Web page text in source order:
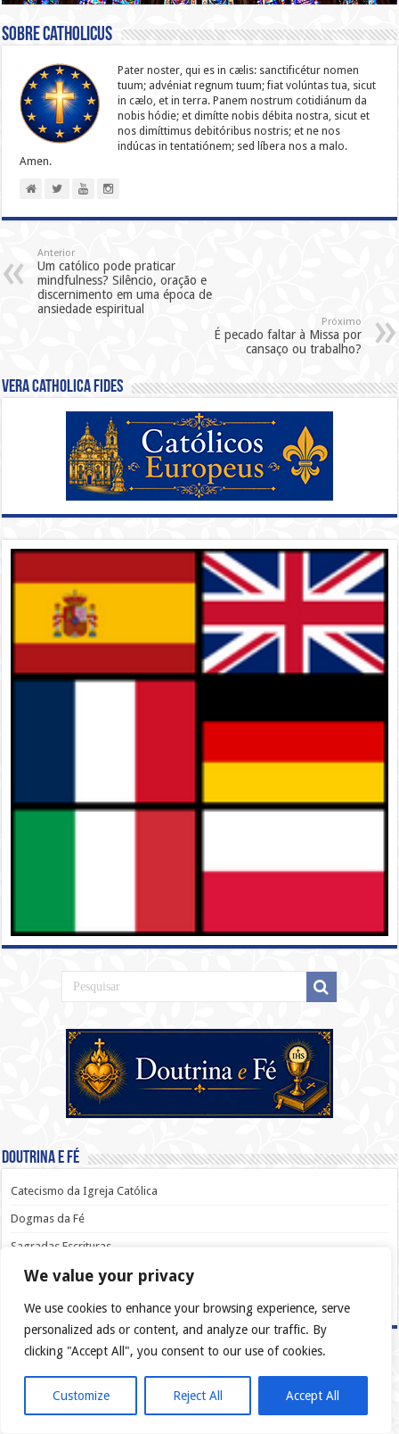
We value your privacy
We use cookies to enhance your browsing experience, serve
personalized ads or content, and analyze our traffic. By
clicking "Accept All", you consent to our use of cookies.
Customize Reject All Accept All
Sobre catholicus
Pater noster, qui es in cælis: sanc­ti­ficétur nomen
tuum; advéniat regnum tuum; fiat volúntas tua, sicut
in cælo, et in terra. Panem nostrum cotidiánum da
nobis hódie; et dimítte nobis débita nostra, sicut et
nos dimíttimus debitóribus nostris; et ne nos
indúcas in ten­ta­tiónem; sed líbera nos a malo.
Amen.
Anterior
Um católico pode praticar
mindfulness? Silêncio, oração e
discernimento em uma época de
ansiedade espiritual
Próximo
É pecado faltar à Missa por
cansaço ou trabalho?
Vera Catholica Fides
Doutrina e Fé
Catecismo da Igreja Católica
Dogmas da Fé
Sagradas Escrituras
Sacramentos
Os Mandamentos